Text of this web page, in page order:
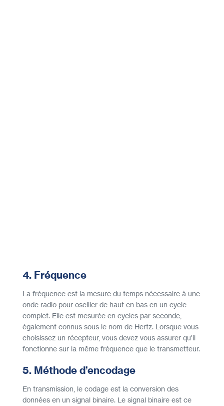
4. Fréquence
La fréquence est la mesure du temps nécessaire à une
onde radio pour osciller de haut en bas en un cycle
complet. Elle est mesurée en cycles par seconde,
également connus sous le nom de Hertz. Lorsque vous
choisissez un récepteur, vous devez vous assurer qu’il
fonctionne sur la même fréquence que le transmetteur.
5. Méthode d’encodage
En transmission, le codage est la conversion des
données en un signal binaire. Le signal binaire est ce